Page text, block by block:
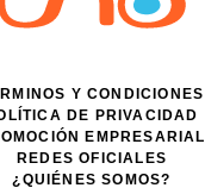
Y CONDICIONES
DE PRIVACIDAD
EMPRESARIAL
REDES OFICIALES
¿QUIÉNES SOMOS?